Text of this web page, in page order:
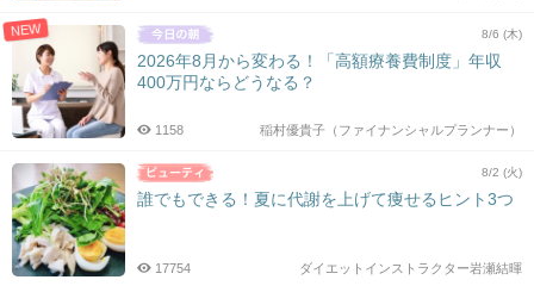
NEW 8/6 (木)
2026年8月から変わる！「高額療養費制度」年収
400万円ならどうなる？
稲村優貴子（ファイナンシャルプランナー）
1158
8/2 (火)
誰でもできる！夏に代謝を上げて痩せるヒント3つ
ダイエットインストラクター岩瀬結暉
17754